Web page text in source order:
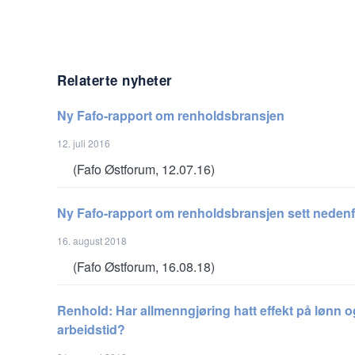
Relaterte nyheter
Ny Fafo-rapport om renholdsbransjen
12. juli 2016
(Fafo Østforum, 12.07.16)
Ny Fafo-rapport om renholdsbransjen sett
16. august 2018
(Fafo Østforum, 16.08.18)
Renhold: Har allmenngjøring hatt effekt på lønn
arbeidstid?